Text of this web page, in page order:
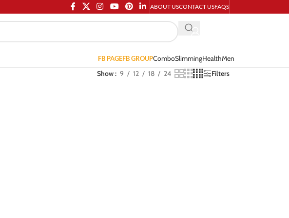
ABOUT USCONTACT USFAQS
FB PAGEFB GROUPComboSlimmingHealthMen
Show 9 12 18 24 Filters